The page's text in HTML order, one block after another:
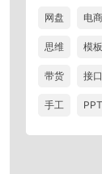
网盘 电商
思维 模
带货 接口
手工 PPT